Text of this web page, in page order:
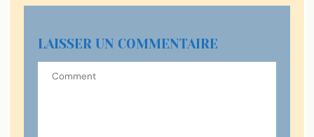
LAISSER UN COMMENTAIRE